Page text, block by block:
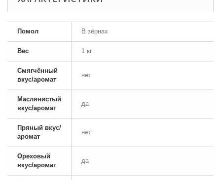
Помол В зёрнах
Вес 1 кг
Смягчённый
вкус/аромат
нет
Маслянистый
вкус/аромат
да
Пряный вкус/
аромат
нет
Ореховый
вкус/аромат
да